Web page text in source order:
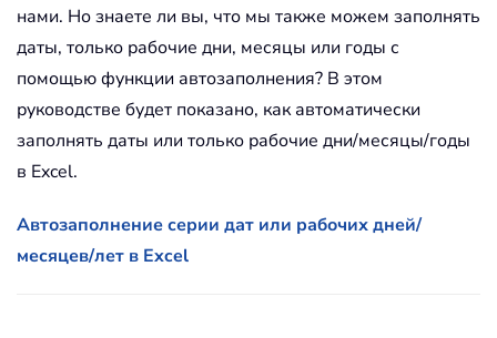
нами. Но знаете ли вы, что мы также можем заполнять
даты, только рабочие дни, месяцы или годы с
помощью функции автозаполнения? В этом
руководстве будет показано, как автоматически
заполнять даты или только рабочие дни/месяцы/годы
в Excel.
Автозаполнение серии дат или рабочих дней/
месяцев/лет в Excel